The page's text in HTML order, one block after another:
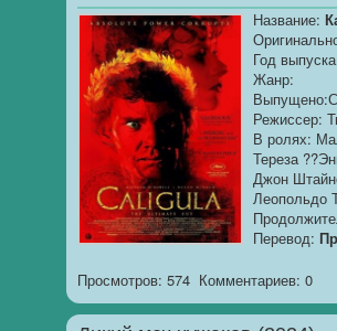
Название:
Год
Жанр:
Режиссер:
В ролях:
Тереза
Джон
Леопольдо
Перевод:
Размер: ...[/
Просмотров: 574 Комментариев: 0